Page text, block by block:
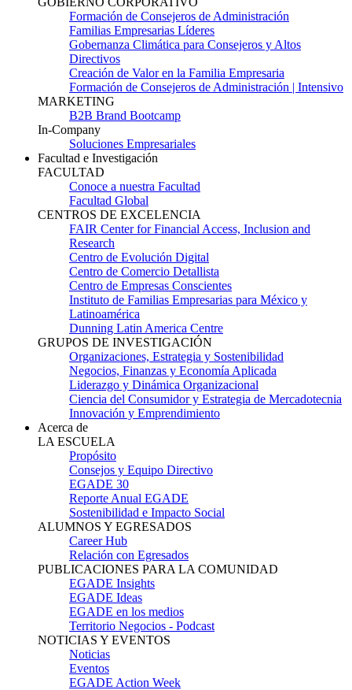
Formación de Consejeros de Administración
Familias Empresarias Líderes
Gobernanza Climática para Consejeros y Altos
Directivos
Creación de Valor en la Familia Empresaria
Formación de Consejeros de Administración | Intensivo
MARKETING
B2B Brand Bootcamp
In-Company
Soluciones Empresariales
Facultad e Investigación
FACULTAD
Conoce a nuestra Facultad
Facultad Global
CENTROS DE EXCELENCIA
FAIR Center for Financial Access, Inclusion and
Research
Centro de Evolución Digital
Centro de Comercio Detallista
Centro de Empresas Conscientes
Instituto de Familias Empresarias para México y
Latinoamérica
Dunning Latin America Centre
GRUPOS DE INVESTIGACIÓN
Organizaciones, Estrategia y Sostenibilidad
Negocios, Finanzas y Economía Aplicada
Liderazgo y Dinámica Organizacional
Ciencia del Consumidor y Estrategia de Mercadotecnia
Innovación y Emprendimiento
Acerca de
LA ESCUELA
Propósito
Consejos y Equipo Directivo
EGADE 30
Reporte Anual EGADE
Sostenibilidad e Impacto Social
ALUMNOS Y EGRESADOS
Career Hub
Relación con Egresados
PUBLICACIONES PARA LA COMUNIDAD
EGADE Insights
EGADE Ideas
EGADE en los medios
Territorio Negocios - Podcast
NOTICIAS Y EVENTOS
Noticias
Eventos
EGADE Action Week